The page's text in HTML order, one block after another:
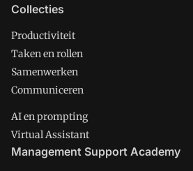
Collecties
Productiviteit
Taken en rollen
Samenwerken
Communiceren
AI en prompting
Virtual Assistant
Management Support Academy